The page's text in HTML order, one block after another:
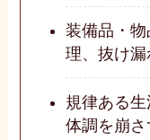
装備品・
理、抜け漏
規律ある
体調を崩